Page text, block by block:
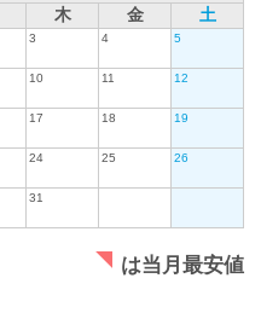
木 金 土
3 4 5
10 11 12
17 18 19
24 25 26
31
は当月最安値